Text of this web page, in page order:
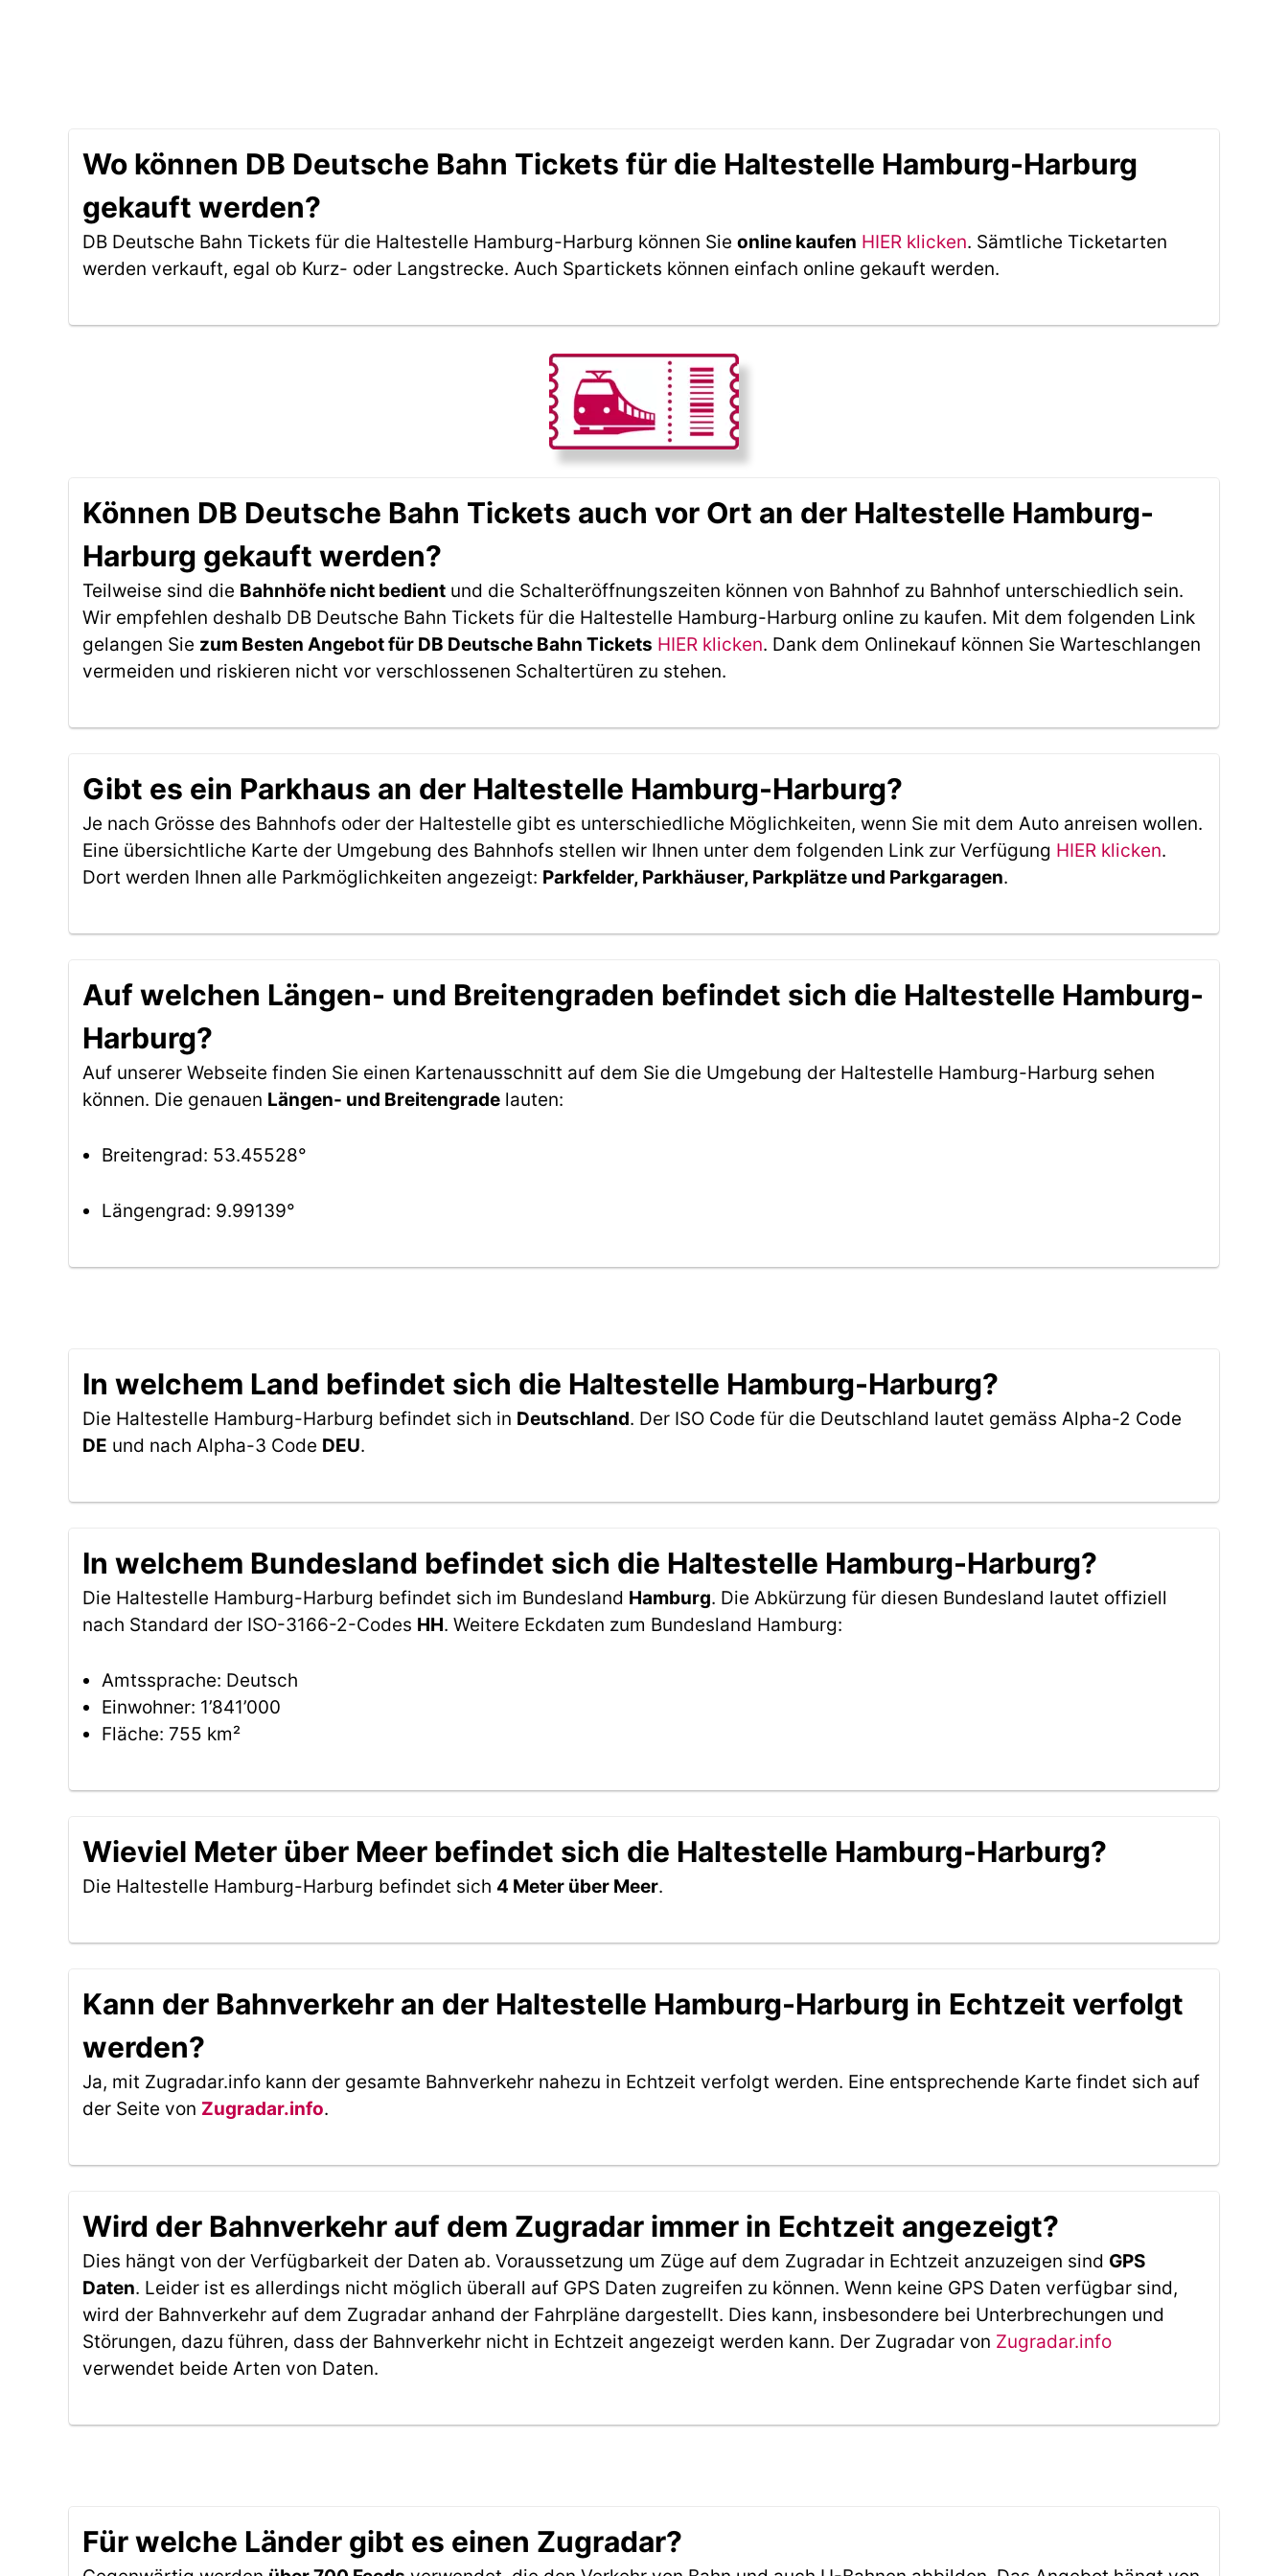
Wo können DB Deutsche Bahn Tickets für die Haltestelle Hamburg-Harburg
gekauft werden?
DB Deutsche Bahn Tickets für die Haltestelle Hamburg-Harburg können Sie online kaufen HIER klicken. Sämtliche Ticketarten
werden verkauft, egal ob Kurz- oder Langstrecke. Auch Spartickets können einfach online gekauft werden.
Können DB Deutsche Bahn Tickets auch vor Ort an der Haltestelle Hamburg-
Harburg gekauft werden?
Teilweise sind die Bahnhöfe nicht bedient und die Schalteröffnungszeiten können von Bahnhof zu Bahnhof unterschiedlich sein.
Wir empfehlen deshalb DB Deutsche Bahn Tickets für die Haltestelle Hamburg-Harburg online zu kaufen. Mit dem folgenden Link
gelangen Sie zum Besten Angebot für DB Deutsche Bahn Tickets HIER klicken. Dank dem Onlinekauf können Sie Warteschlangen
vermeiden und riskieren nicht vor verschlossenen Schaltertüren zu stehen.
Gibt es ein Parkhaus an der Haltestelle Hamburg-Harburg?
Je nach Grösse des Bahnhofs oder der Haltestelle gibt es unterschiedliche Möglichkeiten, wenn Sie mit dem Auto anreisen wollen.
Eine übersichtliche Karte der Umgebung des Bahnhofs stellen wir Ihnen unter dem folgenden Link zur Verfügung HIER klicken.
Dort werden Ihnen alle Parkmöglichkeiten angezeigt: Parkfelder, Parkhäuser, Parkplätze und Parkgaragen.
Auf welchen Längen- und Breitengraden befindet sich die Haltestelle Hamburg-
Harburg?
Auf unserer Webseite finden Sie einen Kartenausschnitt auf dem Sie die Umgebung der Haltestelle Hamburg-Harburg sehen
können. Die genauen Längen- und Breitengrade lauten:
Breitengrad: 53.45528°
Längengrad: 9.99139°
In welchem Land befindet sich die Haltestelle Hamburg-Harburg?
Die Haltestelle Hamburg-Harburg befindet sich in Deutschland. Der ISO Code für die Deutschland lautet gemäss Alpha-2 Code
DE und nach Alpha-3 Code DEU.
In welchem Bundesland befindet sich die Haltestelle Hamburg-Harburg?
Die Haltestelle Hamburg-Harburg befindet sich im Bundesland Hamburg. Die Abkürzung für diesen Bundesland lautet offiziell
nach Standard der ISO-3166-2-Codes HH. Weitere Eckdaten zum Bundesland Hamburg:
Amtssprache: Deutsch
Einwohner: 1’841’000
Fläche: 755 km²
Wieviel Meter über Meer befindet sich die Haltestelle Hamburg-Harburg?
Die Haltestelle Hamburg-Harburg befindet sich 4 Meter über Meer.
Kann der Bahnverkehr an der Haltestelle Hamburg-Harburg in Echtzeit verfolgt
werden?
Ja, mit Zugradar.info kann der gesamte Bahnverkehr nahezu in Echtzeit verfolgt werden. Eine entsprechende Karte findet sich auf
der Seite von Zugradar.info.
Wird der Bahnverkehr auf dem Zugradar immer in Echtzeit angezeigt?
Dies hängt von der Verfügbarkeit der Daten ab. Voraussetzung um Züge auf dem Zugradar in Echtzeit anzuzeigen sind GPS
Daten. Leider ist es allerdings nicht möglich überall auf GPS Daten zugreifen zu können. Wenn keine GPS Daten verfügbar sind,
wird der Bahnverkehr auf dem Zugradar anhand der Fahrpläne dargestellt. Dies kann, insbesondere bei Unterbrechungen und
Störungen, dazu führen, dass der Bahnverkehr nicht in Echtzeit angezeigt werden kann. Der Zugradar von Zugradar.info
verwendet beide Arten von Daten.
Für welche Länder gibt es einen Zugradar?